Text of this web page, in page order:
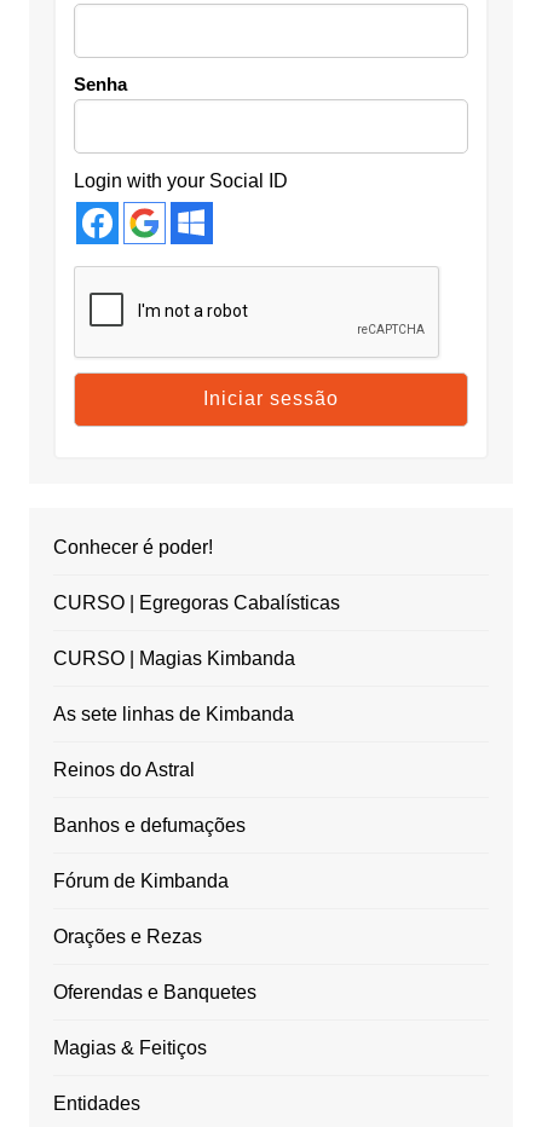
Senha
Login with your Social ID
Conhecer é poder!
CURSO | Egregoras Cabalísticas
CURSO | Magias Kimbanda
As sete linhas de Kimbanda
Reinos do Astral
Banhos e defumações
Fórum de Kimbanda
Orações e Rezas
Oferendas e Banquetes
Magias & Feitiços
Entidades